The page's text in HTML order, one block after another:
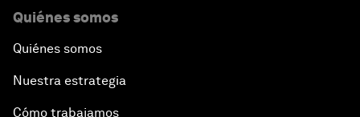
Quiénes somos
Quiénes somos
Nuestra estrategia
Cómo trabajamos